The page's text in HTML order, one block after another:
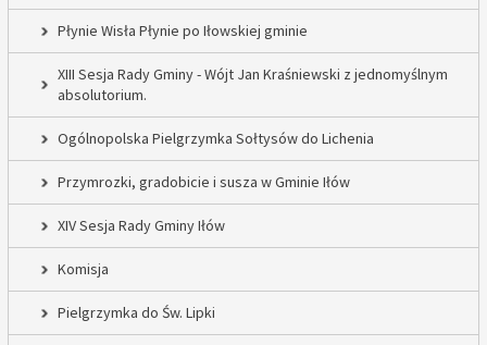
Płynie Wisła Płynie po Iłowskiej gminie
XIII Sesja Rady Gminy - Wójt Jan Kraśniewski z jednomyślnym
absolutorium.
Ogólnopolska Pielgrzymka Sołtysów do Lichenia
Przymrozki, gradobicie i susza w Gminie Iłów
XIV Sesja Rady Gminy Iłów
Komisja
Pielgrzymka do Św. Lipki